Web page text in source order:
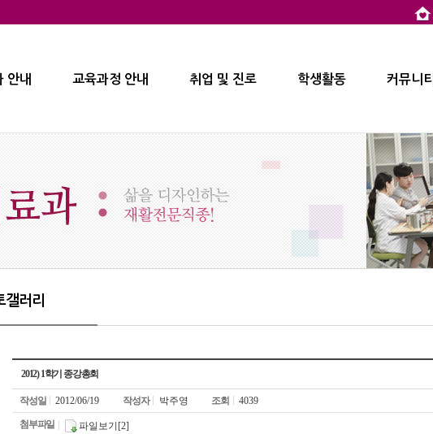
안내 교육과정 안내 취업 및 진로 학생활동 커뮤니티
갤러리
2012) 1학기 종강총회
작성일 2012/06/19 작성자 박주영 조회 4039
첨부파일 파일보기[2]